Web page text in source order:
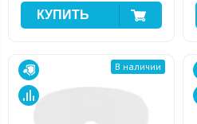
В наличии